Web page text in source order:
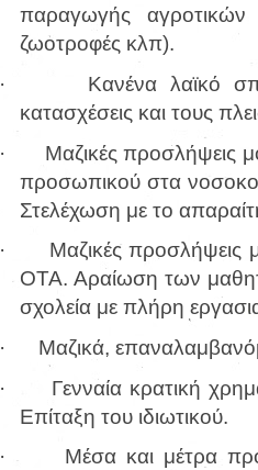
παραγωγής αγροτικών
ζωοτροφές κλπ).
· Κανένα λαϊκό σπίτι
κατασχέσεις και τους
· Μαζικές προσλήψεις
προσωπικού στα
Στελέχωση με το
· Μαζικές προσλήψεις
ΟΤΑ. Αραίωση των
σχολεία με πλήρη
· Μαζικά,
· Γενναία κρατική
Επίταξη του ιδιωτικού.
· Μέσα και μέτρα